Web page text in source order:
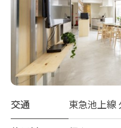
交通
東急池上線